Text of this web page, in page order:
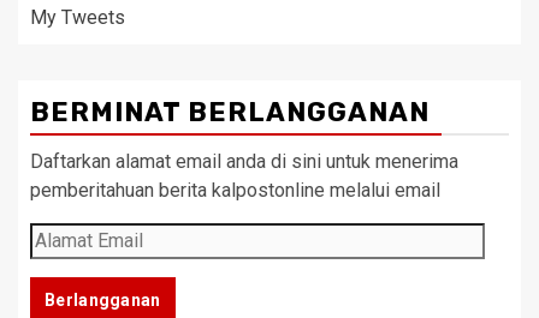
My Tweets
BERMINAT BERLANGGANAN
Daftarkan alamat email anda di sini untuk menerima
pemberitahuan berita kalpostonline melalui email
Alamat
Email
Berlangganan